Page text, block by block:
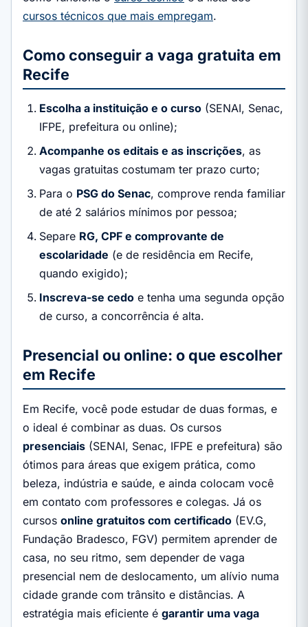
cursos técnicos que mais empregam.
Como conseguir a vaga gratuita em
Recife
Escolha a instituição e o curso (SENAI, Senac,
IFPE, prefeitura ou online);
Acompanhe os editais e as inscrições, as
vagas gratuitas costumam ter prazo curto;
Para o PSG do Senac, comprove renda familiar
de até 2 salários mínimos por pessoa;
Separe RG, CPF e comprovante de
escolaridade (e de residência em Recife,
quando exigido);
Inscreva-se cedo e tenha uma segunda opção
de curso, a concorrência é alta.
Presencial ou online: o que escolher
em Recife
Em Recife, você pode estudar de duas formas, e
o ideal é combinar as duas. Os cursos
presenciais (SENAI, Senac, IFPE e prefeitura) são
ótimos para áreas que exigem prática, como
beleza, indústria e saúde, e ainda colocam você
em contato com professores e colegas. Já os
cursos online gratuitos com certificado (EV.G,
Fundação Bradesco, FGV) permitem aprender de
casa, no seu ritmo, sem depender de vaga
presencial nem de deslocamento, um alívio numa
cidade grande com trânsito e distâncias. A
estratégia mais eficiente é garantir uma vaga